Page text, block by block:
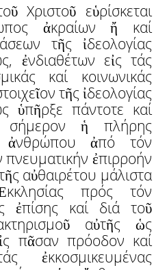
Χριστοῦ εὑρίσκεται
ἀκραίων ἤ καί
τῆς ἰδεολογίας
ἐνδιαθέτων εἰς τάς
καί κοινωνικάς
τῆς ἰδεολογίας
ὑπῆρξε πάντοτε καί
σήμερον ἡ πλήρης
ἀνθρώπου ἀπό τόν
πνευματικήν ἐπιρροήν
αὐθαιρέτου μάλιστα
πρός τόν
ἐπίσης καί διά τοῦ
αὐτῆς ὡς
πᾶσαν πρόοδον καί
ἐκκοσμικευμένας